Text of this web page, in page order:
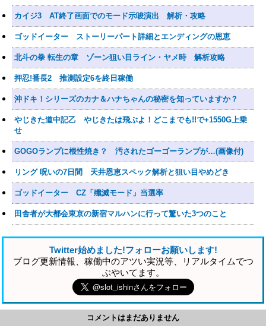
カイジ3 AT終了画面でのモード示唆演出 解析・攻略
ゴッドイーター ストーリーパート詳細とエンディングの恩恵
北斗の拳 転生の章 ゾーン狙い目ライン・ヤメ時 解析攻略
押忍!番長2 推測設定6を終日稼働
沖ドキ！シリーズのカナ＆ハナちゃんの秘密を知っていますか？
やじきた道中記乙 やじきたは飛ぶよ！どこまでも!!で+1550G上乗
せ
GOGOランプに根性焼き？ 汚されたゴーゴーランプが…(画像付)
リング 呪いの7日間 天井恩恵スペック解析と狙い目やめどき
ゴッドイーター CZ「殲滅モード」当選率
田舎者が大都会東京の新宿マルハンに行って驚いた3つのこと
Twitter始めました!フォローお願いします!
ブログ更新情報、稼働中のアツい実況等、リアルタイムでつ
ぶやいてます。
コメントはまだありません